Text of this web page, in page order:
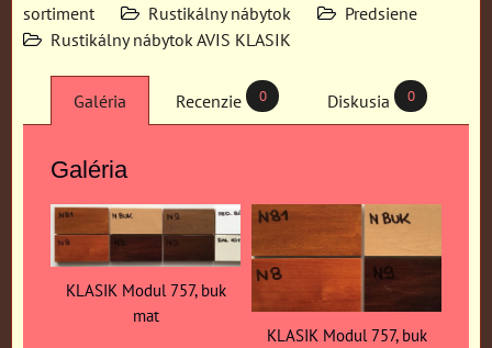
sortiment
Rustikálny nábytok
Predsiene
Rustikálny nábytok AVIS KLASIK
Galéria Recenzie 0 Diskusia 0
Galéria
KLASIK Modul 757, buk
mat
KLASIK Modul 757, buk